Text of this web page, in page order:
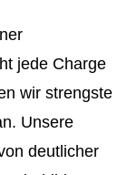
jede Charge
wir strengste
Unsere
deutlicher